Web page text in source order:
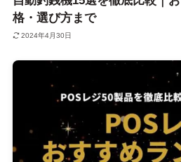
格・選び方まで
2024年4月30日